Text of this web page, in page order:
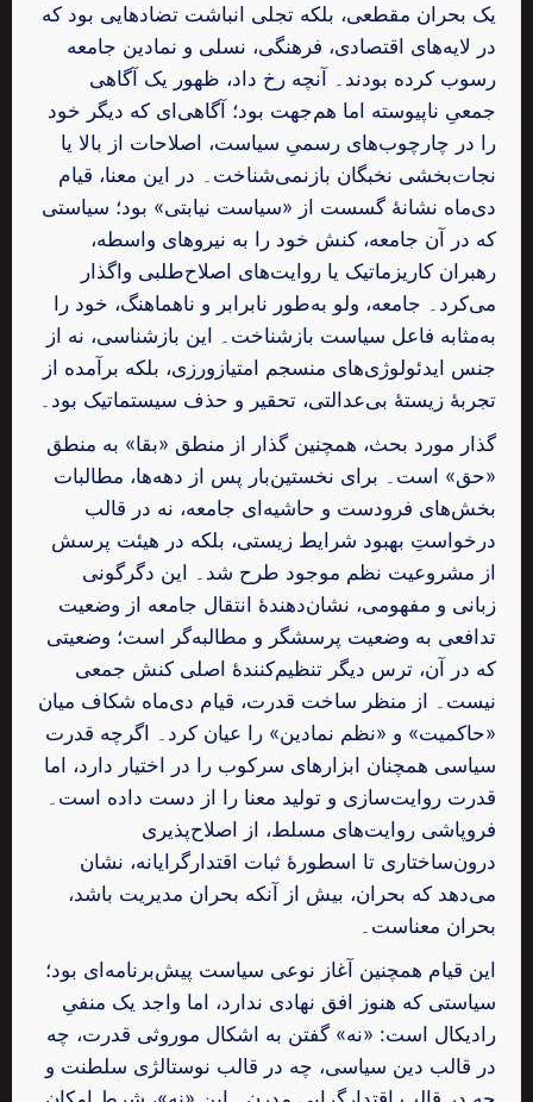
یک بحران مقطعی، بلکه تجلی انباشت تضادهایی بود که
در لایه‌های اقتصادی، فرهنگی، نسلی و نمادین جامعه
رسوب کرده بودند۔ آنچه رخ داد، ظهور یک آگاهی
جمعیِ ناپیوسته اما هم‌جهت بود؛ آگاهی‌ای که دیگر خود
را در چارچوب‌های رسمیِ سیاست، اصلاحات از بالا یا
نجات‌بخشی نخبگان بازنمی‌شناخت۔ در این معنا، قیام
دی‌ماه نشانهٔ گسست از «سیاست نیابتی» بود؛ سیاستی
که در آن جامعه، کنش خود را به نیروهای واسطه،
رهبران کاریزماتیک یا روایت‌های اصلاح‌طلبی واگذار
می‌کرد۔ جامعه، ولو به‌طور نابرابر و ناهماهنگ، خود را
به‌مثابه فاعل سیاست بازشناخت۔ این بازشناسی، نه از
جنس ایدئولوژی‌های منسجم امتیازورزی، بلکه برآمده از
تجربهٔ زیستهٔ بی‌عدالتی، تحقیر و حذف سیستماتیک بود۔
گذار مورد بحث، همچنین گذار از منطق «بقا» به منطق
«حق» است۔ برای نخستین‌بار پس از دهه‌ها، مطالبات
بخش‌های فرودست و حاشیه‌ای جامعه، نه در قالب
درخواستِ بهبود شرایط زیستی، بلکه در هیئت پرسش
از مشروعیت نظم موجود طرح شد۔ این دگرگونی
زبانی و مفهومی، نشان‌دهندهٔ انتقال جامعه از وضعیت
تدافعی به وضعیت پرسشگر و مطالبه‌گر است؛ وضعیتی
که در آن، ترس دیگر تنظیم‌کنندهٔ اصلی کنش جمعی
نیست۔ از منظر ساخت قدرت، قیام دی‌ماه شکاف میان
«حاکمیت» و «نظم نمادین» را عیان کرد۔ اگرچه قدرت
سیاسی همچنان ابزارهای سرکوب را در اختیار دارد، اما
قدرت روایت‌سازی و تولید معنا را از دست داده است۔
فروپاشی روایت‌های مسلط، از اصلاح‌پذیری
درون‌ساختاری تا اسطورهٔ ثبات اقتدارگرایانه، نشان
می‌دهد که بحران، بیش از آنکه بحران مدیریت باشد،
بحران معناست۔
این قیام همچنین آغاز نوعی سیاست پیش‌برنامه‌ای بود؛
سیاستی که هنوز افق نهادی ندارد، اما واجد یک منفیِ
رادیکال است: «نه» گفتن به اشکال موروثی قدرت، چه
در قالب دین سیاسی، چه در قالب نوستالژی سلطنت و